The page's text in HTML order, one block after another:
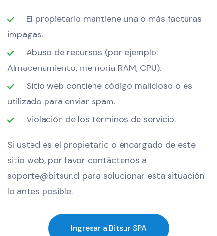
El propietario mantiene una o más facturas
impagas.
Abuso de recursos (por ejemplo:
Almacenamiento, memoria RAM, CPU).
Sitio web contiene código malicioso o es
utilizado para enviar spam.
Violación de los términos de servicio.
Si usted es el propietario o encargado de este
sitio web, por favor contáctenos a
soporte@bitsur.cl para solucionar esta situación
lo antes posible.
Ingresar a Bitsur SPA